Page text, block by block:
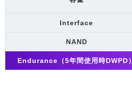
Interface
NAND
Endurance（5年間使用時DWPD）